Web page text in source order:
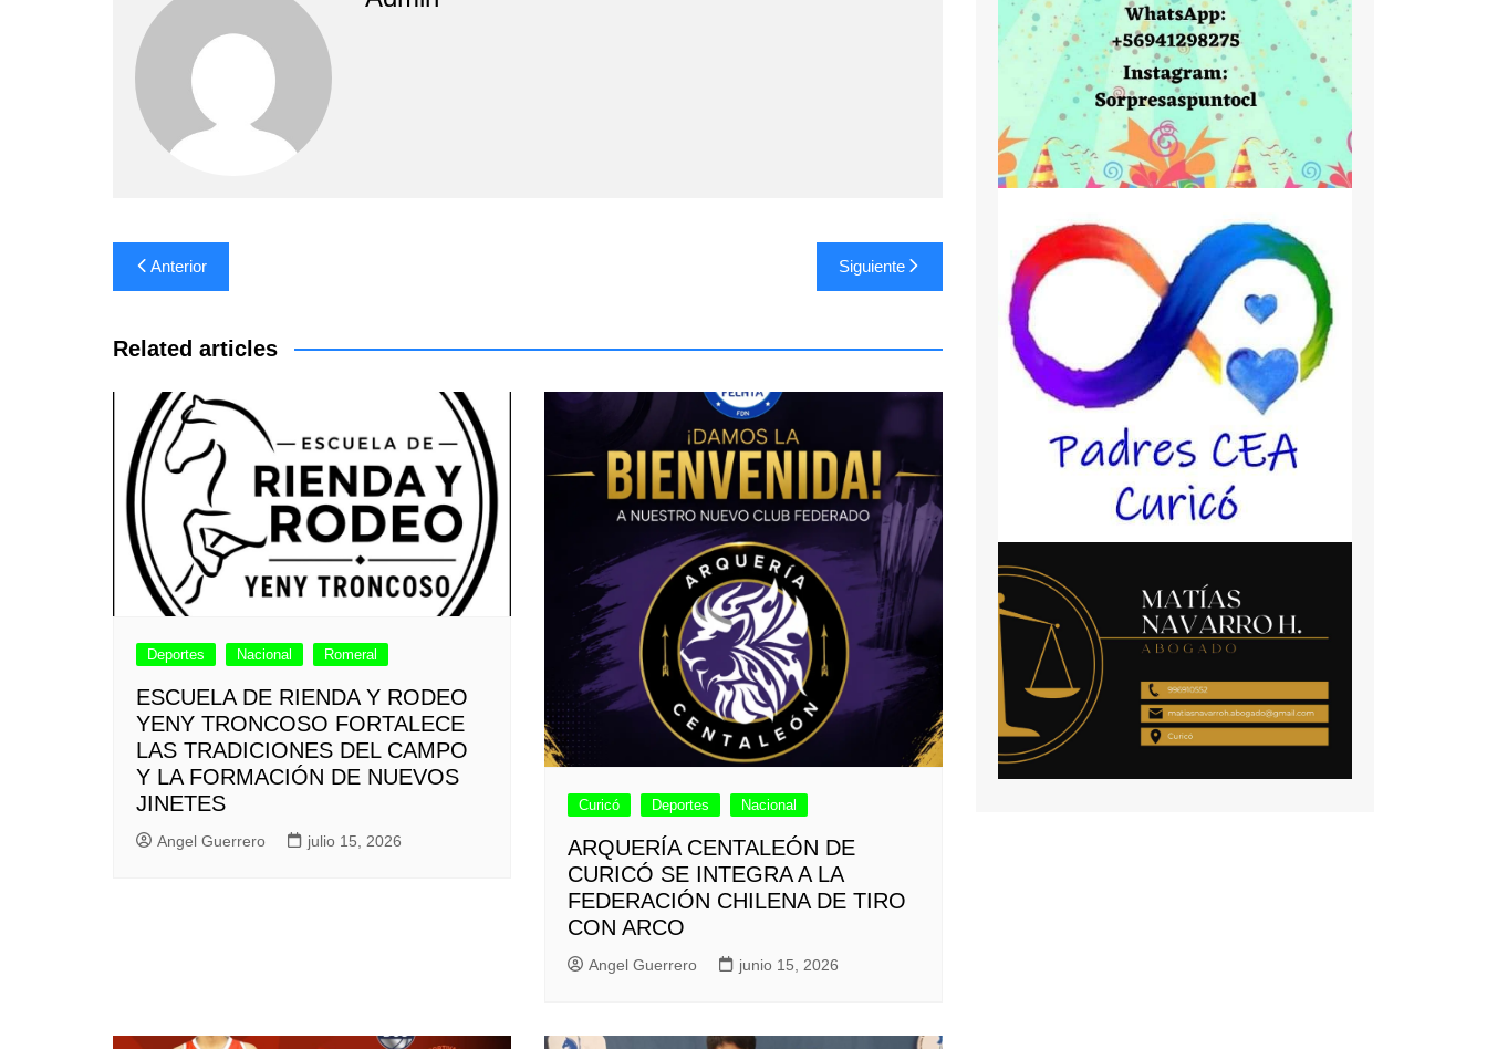
Navegación
de
entradas
Anterior Siguiente
Related articles
Deportes Nacional Romeral
ESCUELA DE RIENDA Y RODEO
YENY TRONCOSO FORTALECE
LAS TRADICIONES DEL CAMPO
Y LA FORMACIÓN DE NUEVOS
JINETES
Angel Guerrero julio 15, 2026
Curicó Deportes Nacional
ARQUERÍA CENTALEÓN DE
CURICÓ SE INTEGRA A LA
FEDERACIÓN CHILENA DE TIRO
CON ARCO
Angel Guerrero junio 15, 2026